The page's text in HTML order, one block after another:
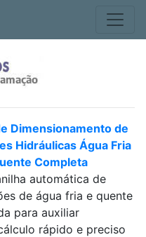
Dimensionamento de
Hidráulicas Água Fria
Completa
automática de
de água fria e quente
para auxiliar
rápido e preciso